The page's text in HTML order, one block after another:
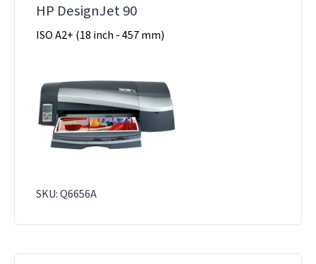
HP DesignJet 90
ISO A2+ (18 inch - 457 mm)
SKU: Q6656A